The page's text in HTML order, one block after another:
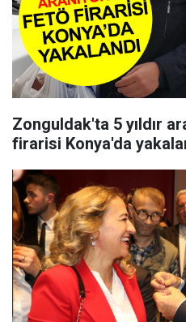
Zonguldak'ta 5 yıldır
firarisi Konya'da